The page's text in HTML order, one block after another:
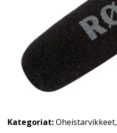
Kategoriat:Oheistarvikkeet,